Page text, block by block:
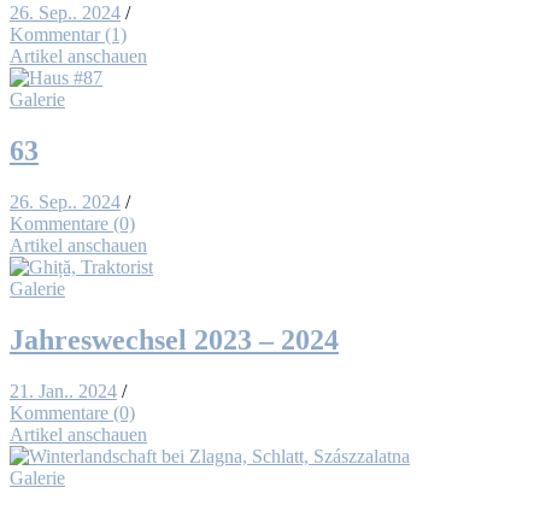
26. Sep.. 2024 /
Kommentar (1)
Artikel anschauen
Galerie
63
26. Sep.. 2024 /
Kommentare (0)
Artikel anschauen
Galerie
Jah­res­wech­sel 2023 – 2024
21. Jan.. 2024 /
Kommentare (0)
Artikel anschauen
Galerie